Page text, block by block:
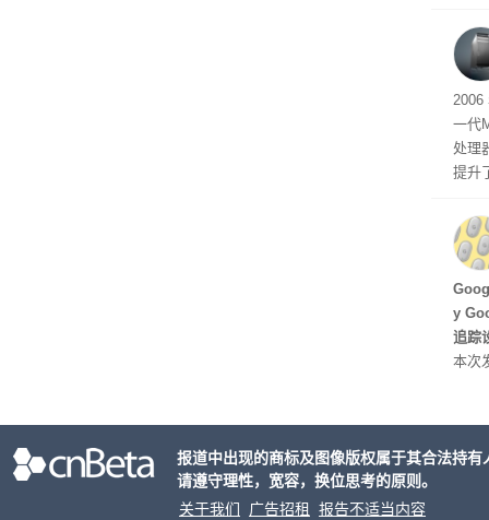
有
2006
一代
处理
提升
型
ss
y
追踪
本次
摩托
报道中出现的商标及图像版权属于其合法持
请遵守理性，宽容，换位思考的原则。
关于我们
广告招租
报告不适当内容